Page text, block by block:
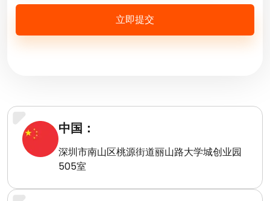
立即提交
中国：
深圳市南山区桃源街道丽山路大学城创业园
505室